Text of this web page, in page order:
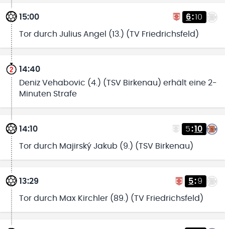
15:00 6:10
Tor durch Julius Angel (13.) (TV Friedrichsfeld)
14:40
Deniz Vehabovic (4.) (TSV Birkenau) erhält eine 2-
Minuten Strafe
14:10 5:10
Tor durch Majirský Jakub (9.) (TSV Birkenau)
13:29 5:9
Tor durch Max Kirchler (89.) (TV Friedrichsfeld)